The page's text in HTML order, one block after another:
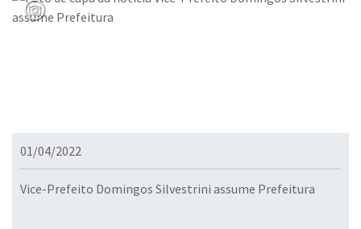
01/04/2022
Vice-Prefeito Domingos Silvestrini assume Prefeitura